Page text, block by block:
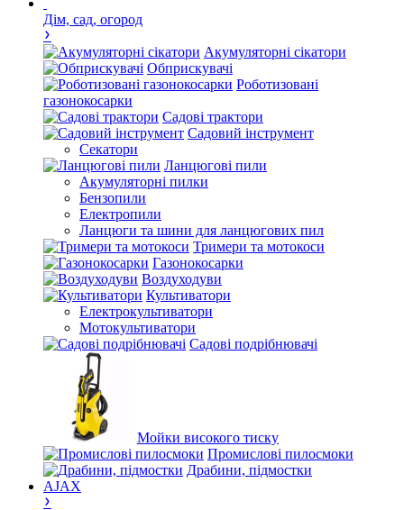
Дім, сад, огород
Акумуляторні сікатори
Обприскувачі
Роботизовані
газонокосарки
Садові трактори
Садовий інструмент
Секатори
Ланцюгові пили
Акумуляторні пилки
Бензопили
Електропили
Ланцюги та шини для ланцюгових пил
Тримери та мотокоси
Газонокосарки
Воздуходуви
Культиватори
Електрокультиватори
Мотокультиватори
Садові подрібнювачі
Мойки високого тиску
Промислові пилосмоки
Драбини, підмостки
AJAX